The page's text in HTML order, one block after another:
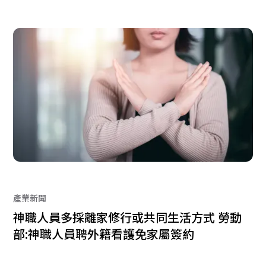
產業新聞
神職人員多採離家修行或共同生活方式 勞動
部:神職人員聘外籍看護免家屬簽約